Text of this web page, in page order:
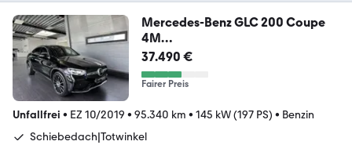
Mercedes-Benz GLC 200 Coupe
4M
AMG|StHz|Airmatic|ACC|360°|20
37.490 €
Fairer Preis
Unfallfrei • EZ 10/2019 • 95.340 km • 145 kW (197 PS) • Benzin
Schiebedach|Totwinkel